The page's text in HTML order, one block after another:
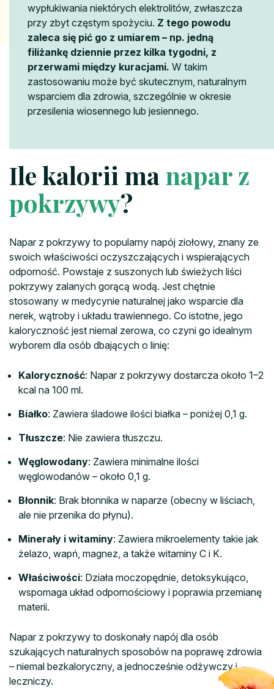
wypłukiwania niektórych elektrolitów, zwłaszcza
przy zbyt częstym spożyciu. Z tego powodu
zaleca się pić go z umiarem – np. jedną
filiżankę dziennie przez kilka tygodni, z
przerwami między kuracjami. W takim
zastosowaniu może być skutecznym, naturalnym
wsparciem dla zdrowia, szczególnie w okresie
przesilenia wiosennego lub jesiennego.
Ile kalorii manapar z
pokrzywy?
Napar z pokrzywy to popularny napój ziołowy, znany ze
swoich właściwości oczyszczających i wspierających
odporność. Powstaje z suszonych lub świeżych liści
pokrzywy zalanych gorącą wodą. Jest chętnie
stosowany w medycynie naturalnej jako wsparcie dla
nerek, wątroby i układu trawiennego. Co istotne, jego
kaloryczność jest niemal zerowa, co czyni go idealnym
wyborem dla osób dbających o linię:
Kaloryczność: Napar z pokrzywy dostarcza około 1–2
kcal na 100 ml.
Białko: Zawiera śladowe ilości białka – poniżej 0,1 g.
Tłuszcze: Nie zawiera tłuszczu.
Węglowodany: Zawiera minimalne ilości
węglowodanów – około 0,1 g.
Błonnik: Brak błonnika w naparze (obecny w liściach,
ale nie przenika do płynu).
Minerały i witaminy: Zawiera mikroelementy takie jak
żelazo, wapń, magnez, a także witaminy C i K.
Właściwości: Działa moczopędnie, detoksykująco,
wspomaga układ odpornościowy i poprawia przemianę
materii.
Napar z pokrzywy to doskonały napój dla osób
szukających naturalnych sposobów na poprawę zdrowia
– niemal bezkaloryczny, a jednocześnie odżywczy i
leczniczy.